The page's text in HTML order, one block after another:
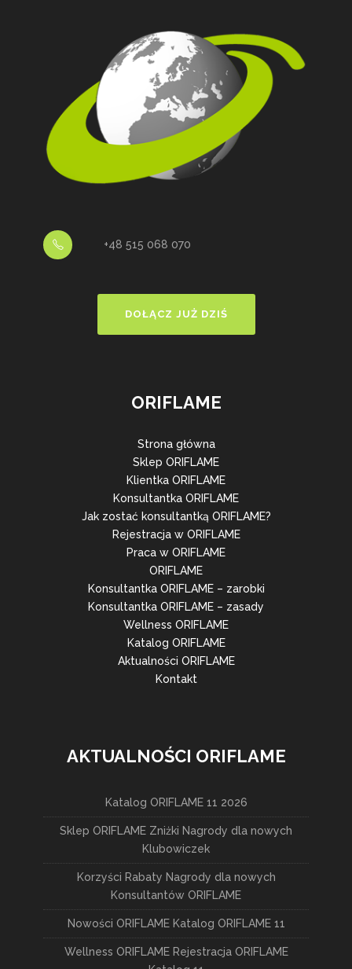
+48 515 068 070
DOŁĄCZ JUŻ DZIŚ
ORIFLAME
Strona główna
Sklep ORIFLAME
Klientka ORIFLAME
Konsultantka ORIFLAME
Jak zostać konsultantką ORIFLAME?
Rejestracja w ORIFLAME
Praca w ORIFLAME
ORIFLAME
Konsultantka ORIFLAME – zarobki
Konsultantka ORIFLAME – zasady
Wellness ORIFLAME
Katalog ORIFLAME
Aktualności ORIFLAME
Kontakt
AKTUALNOŚCI ORIFLAME
Katalog ORIFLAME 11 2026
Sklep ORIFLAME Zniżki Nagrody dla nowych
Klubowiczek
Korzyści Rabaty Nagrody dla nowych
Konsultantów ORIFLAME
Nowości ORIFLAME Katalog ORIFLAME 11
Wellness ORIFLAME Rejestracja ORIFLAME